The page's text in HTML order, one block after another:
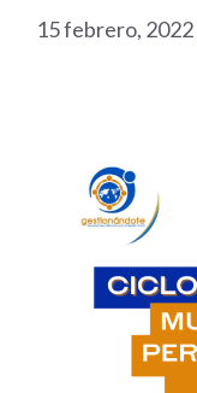
15 febrero, 2022